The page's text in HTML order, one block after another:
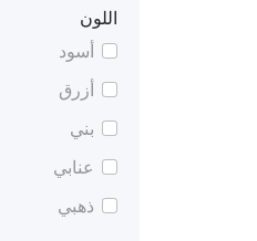
اللون
أسود
أزرق
بني
عنابي
ذهبي